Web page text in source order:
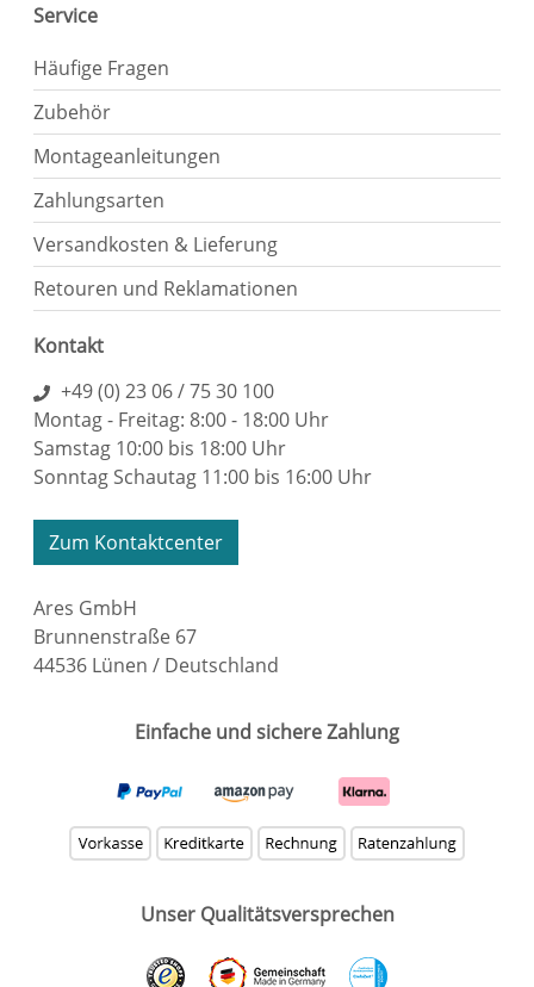
Service
Häufige Fragen
Zubehör
Montageanleitungen
Zahlungsarten
Versandkosten & Lieferung
Retouren und Reklamationen
Kontakt
+49 (0) 23 06 / 75 30 100
Montag - Freitag: 8:00 - 18:00 Uhr
Samstag 10:00 bis 18:00 Uhr
Sonntag Schautag 11:00 bis 16:00 Uhr
Zum Kontaktcenter
Ares GmbH
Brunnenstraße 67
44536 Lünen / Deutschland
Einfache und sichere Zahlung
Unser Qualitätsversprechen